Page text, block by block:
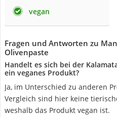
vegan
Fragen und Antworten zu
Olivenpaste
Handelt es sich bei der
ein veganes Produkt?
Ja, im Unterschied zu anderen
Vergleich sind hier keine
weshalb das Produkt vegan ist.